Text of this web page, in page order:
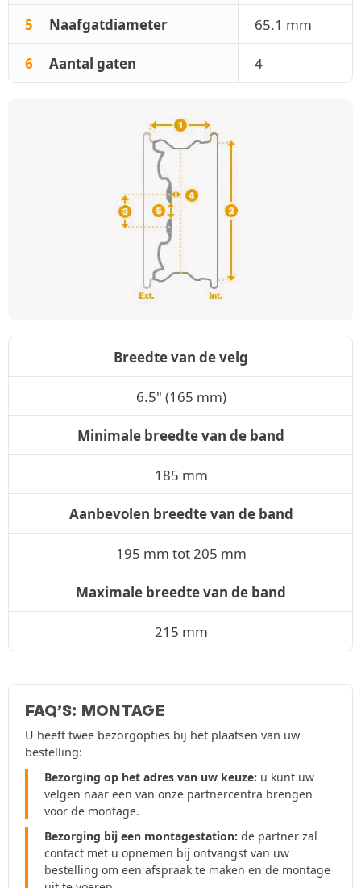
5 Naafgatdiameter 65.1 mm
6 Aantal gaten 4
Breedte van de velg
6.5" (165 mm)
Minimale breedte van de band
185 mm
Aanbevolen breedte van de band
195 mm tot 205 mm
Maximale breedte van de band
215 mm
FAQ’S: MONTAGE
U heeft twee bezorgopties bij het plaatsen van uw
bestelling:
Bezorging op het adres van uw keuze: u kunt uw
velgen naar een van onze partnercentra brengen
voor de montage.
Bezorging bij een montagestation: de partner zal
contact met u opnemen bij ontvangst van uw
bestelling om een afspraak te maken en de montage